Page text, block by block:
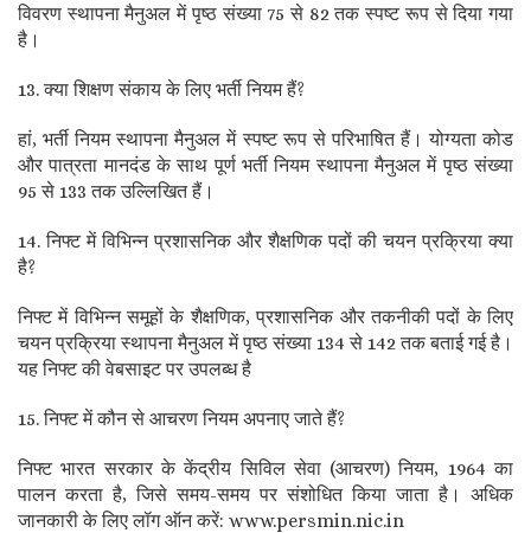
विवरण स्थापना मैनुअल में पृष्ठ संख्या 75 से 82 तक स्पष्ट रूप से दिया गया
है।
13. क्या शिक्षण संकाय के लिए भर्ती नियम हैं?
हां, भर्ती नियम स्थापना मैनुअल में स्पष्ट रूप से परिभाषित हैं। योग्यता कोड
और पात्रता मानदंड के साथ पूर्ण भर्ती नियम स्थापना मैनुअल में पृष्ठ संख्या
95 से 133 तक उल्लिखित हैं।
14. निफ्ट में विभिन्न प्रशासनिक और शैक्षणिक पदों की चयन प्रक्रिया क्या
है?
निफ्ट में विभिन्न समूहों के शैक्षणिक, प्रशासनिक और तकनीकी पदों के लिए
चयन प्रक्रिया स्थापना मैनुअल में पृष्ठ संख्या 134 से 142 तक बताई गई है।
यह निफ्ट की वेबसाइट पर उपलब्ध है
15. निफ्ट में कौन से आचरण नियम अपनाए जाते हैं?
निफ्ट भारत सरकार के केंद्रीय सिविल सेवा (आचरण) नियम, 1964 का
पालन करता है, जिसे समय-समय पर संशोधित किया जाता है। अधिक
जानकारी के लिए लॉग ऑन करें: www.persmin.nic.in